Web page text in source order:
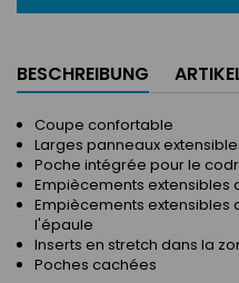
BESCHREIBUNG
Coupe confortable
Larges panneaux
Poche intégrée pour le
Empiècements extensibles
Empiècements extensibles
l'épaule
Inserts en stretch dans la
Poches cachées